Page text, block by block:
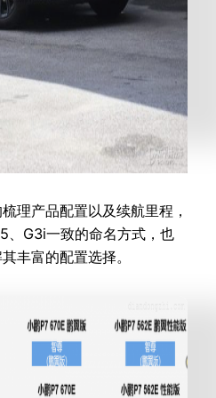
理产品配置以及续航里程，
、G3i一致的命名方式，也
丰富的配置选择。